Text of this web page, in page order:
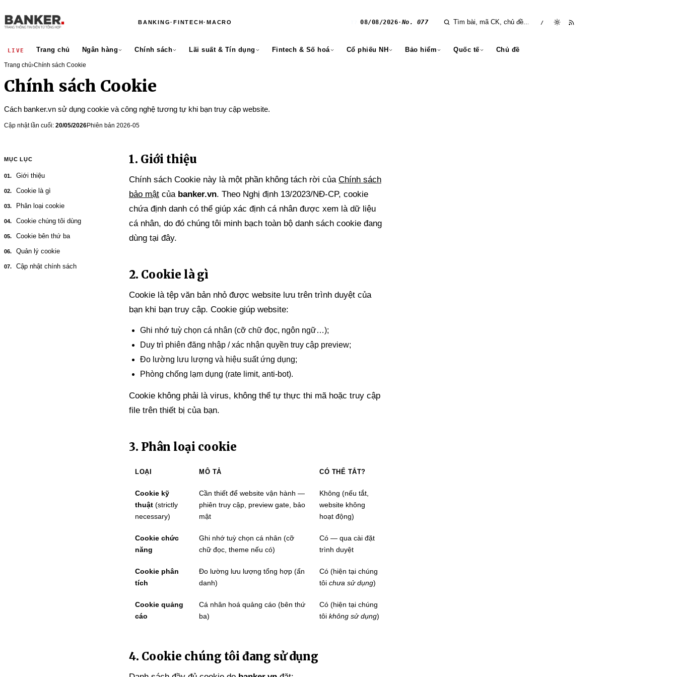
BANKING·FINTECH·MACRO 08/08/2026· No. 077 /
LIVE Trang chủ Ngân hàng Chính sách Lãi suất & Tín dụng Fintech & Số hoá Cổ phiếu NH Bảo hiểm Quốc tế Chủ đề
Trang chủ›Chính sách Cookie
Chính sách Cookie
Cách banker.vn sử dụng cookie và công nghệ tương tự khi bạn truy cập website.
Cập nhật lần cuối: 20/05/2026Phiên bản 2026-05
MỤC LỤC
Giới thiệu
Cookie là gì
Phân loại cookie
Cookie chúng tôi dùng
Cookie bên thứ ba
Quản lý cookie
Cập nhật chính sách
1. Giới thiệu
Chính sách Cookie này là một phần không tách rời của Chính sách
bảo mật của banker.vn. Theo Nghị định 13/2023/NĐ-CP, cookie
chứa định danh có thể giúp xác định cá nhân được xem là dữ liệu
cá nhân, do đó chúng tôi minh bạch toàn bộ danh sách cookie đang
dùng tại đây.
2. Cookie là gì
Cookie là tệp văn bản nhỏ được website lưu trên trình duyệt của
bạn khi bạn truy cập. Cookie giúp website:
Ghi nhớ tuỳ chọn cá nhân (cỡ chữ đọc, ngôn ngữ…);
Duy trì phiên đăng nhập / xác nhận quyền truy cập preview;
Đo lường lưu lượng và hiệu suất ứng dụng;
Phòng chống lạm dụng (rate limit, anti-bot).
Cookie không phải là virus, không thể tự thực thi mã hoặc truy cập
file trên thiết bị của bạn.
3. Phân loại cookie
LOẠI MÔ TẢ CÓ THỂ TẮT?
Cookie kỹ
thuật (strictly
necessary)
Cần thiết để website vận hành —
phiên truy cập, preview gate, bảo
mật
Không (nếu tắt,
website không
hoạt động)
Cookie chức
năng
Ghi nhớ tuỳ chọn cá nhân (cỡ
chữ đọc, theme nếu có)
Có — qua cài đặt
trình duyệt
Cookie phân
tích
Đo lường lưu lượng tổng hợp (ẩn
danh)
Có (hiện tại chúng
tôi chưa sử dụng)
Cookie quảng
cáo
Cá nhân hoá quảng cáo (bên thứ
ba)
Có (hiện tại chúng
tôi không sử dụng)
4. Cookie chúng tôi đang sử dụng